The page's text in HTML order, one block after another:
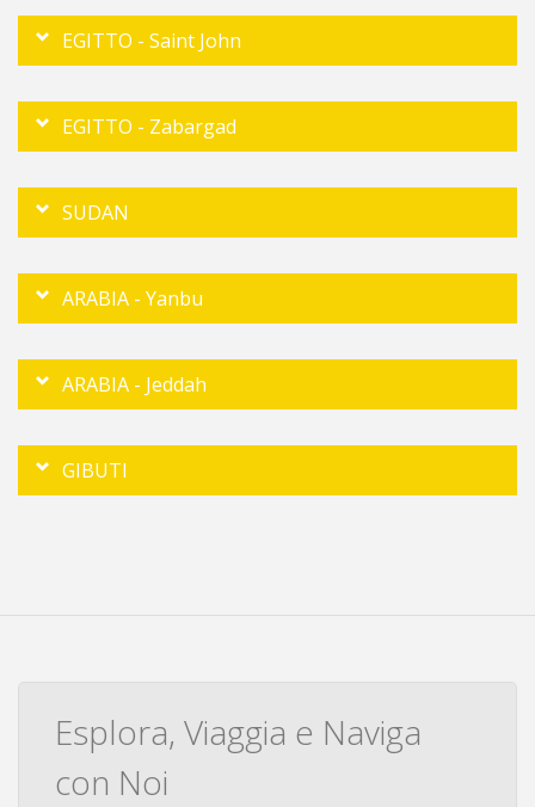
EGITTO - Saint John
EGITTO - Zabargad
SUDAN
ARABIA - Yanbu
ARABIA - Jeddah
GIBUTI
Esplora, Viaggia e Naviga
con Noi